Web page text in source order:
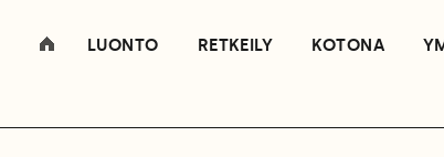
LUONTO RETKEILY KOTONA